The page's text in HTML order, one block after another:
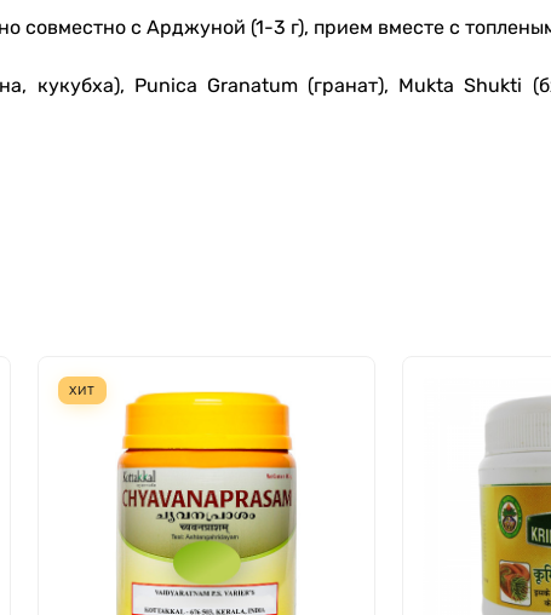
совместно с Арджуной (1-3 г), прием вместе с
кукубха), Punica Granatum (гранат), Mukta Shukti
ХИТ